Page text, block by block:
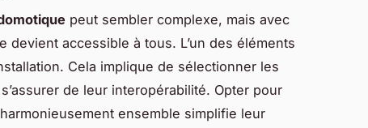
peut sembler complexe, mais avec
devient accessible à tous. L’un des éléments
Cela implique de sélectionner les
de leur interopérabilité. Opter pour
ensemble simplifie leur